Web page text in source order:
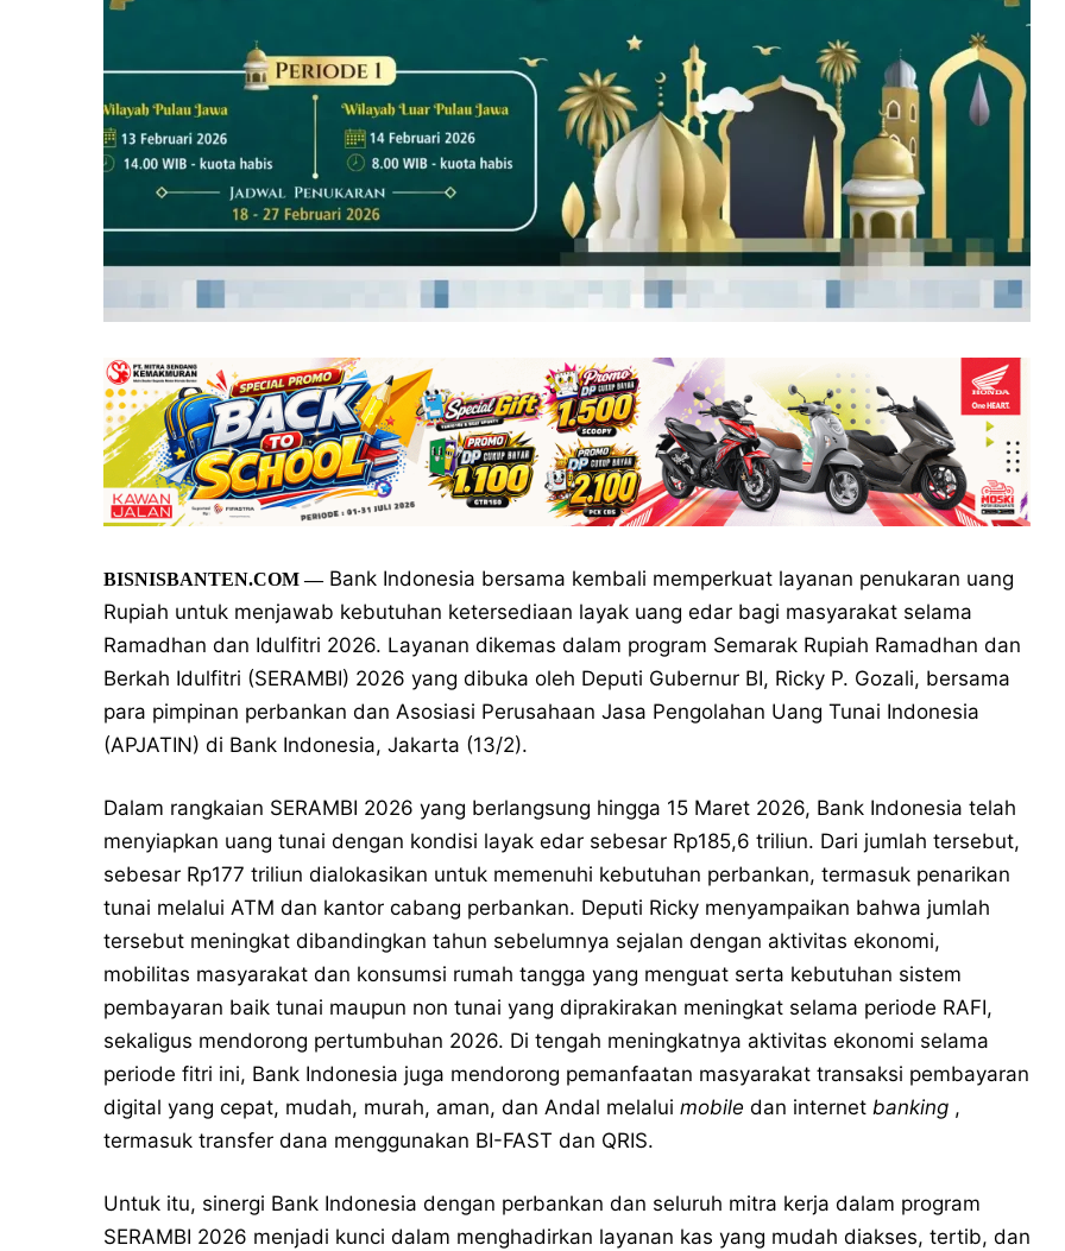
BISNISBANTEN.COM—Bank Indonesia bersama kembali memperkuat layanan penukaran uang
Rupiah untuk menjawab kebutuhan ketersediaan layak uang edar bagi masyarakat selama
Ramadhan dan Idulfitri 2026. Layanan dikemas dalam program Semarak Rupiah Ramadhan dan
Berkah Idulfitri (SERAMBI) 2026 yang dibuka oleh Deputi Gubernur BI, Ricky P. Gozali, bersama
para pimpinan perbankan dan Asosiasi Perusahaan Jasa Pengolahan Uang Tunai Indonesia
(APJATIN) di Bank Indonesia, Jakarta (13/2).
Dalam rangkaian SERAMBI 2026 yang berlangsung hingga 15 Maret 2026, Bank Indonesia telah
menyiapkan uang tunai dengan kondisi layak edar sebesar Rp185,6 triliun. Dari jumlah tersebut,
sebesar Rp177 triliun dialokasikan untuk memenuhi kebutuhan perbankan, termasuk penarikan
tunai melalui ATM dan kantor cabang perbankan. Deputi Ricky menyampaikan bahwa jumlah
tersebut meningkat dibandingkan tahun sebelumnya sejalan dengan aktivitas ekonomi,
mobilitas masyarakat dan konsumsi rumah tangga yang menguat serta kebutuhan sistem
pembayaran baik tunai maupun non tunai yang diprakirakan meningkat selama periode RAFI,
sekaligus mendorong pertumbuhan 2026. Di tengah meningkatnya aktivitas ekonomi selama
periode fitri ini, Bank Indonesia juga mendorong pemanfaatan masyarakat transaksi pembayaran
digital yang cepat, mudah, murah, aman, dan Andal melalui mobile dan internet banking ,
termasuk transfer dana menggunakan BI-FAST dan QRIS.
Untuk itu, sinergi Bank Indonesia dengan perbankan dan seluruh mitra kerja dalam program
SERAMBI 2026 menjadi kunci dalam menghadirkan layanan kas yang mudah diakses, tertib, dan